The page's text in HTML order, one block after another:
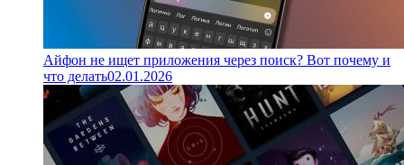
Айфон не ищет приложения через поиск? Вот почему и
что делать02.01.2026